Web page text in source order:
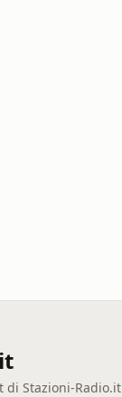
di Stazioni-Radio.it